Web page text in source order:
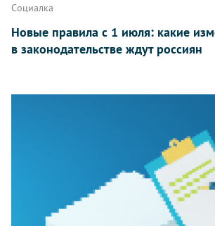
Социалка
Новые правила с 1 июля: какие
в законодательстве ждут россиян